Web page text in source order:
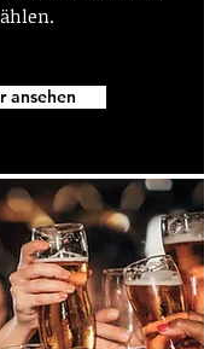
ansehen